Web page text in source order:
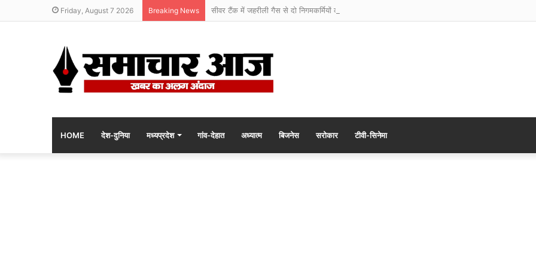
Friday, August 7 2026 Breaking News सीवर टैंक में जहरीली गैस से दो निगमकर्मियों की मौत
HOME देश-दुनिया मध्यप्रदेश गांव-देहात अध्यात्म बिजनेस सरोकार टीवी-सिनेमा